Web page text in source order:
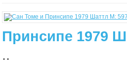
Принсипе 1979
..